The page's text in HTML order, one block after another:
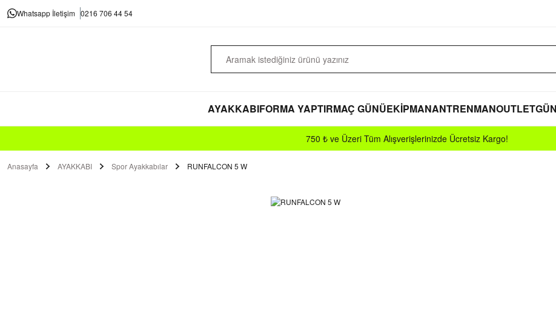
Whatsapp İletişim 0216 706 44 54
AYAKKABIFORMA YAPTIRMAÇ GÜNÜEKİPMANANTRENMANOUTLET
750 ₺ ve Üzeri Tüm Alışverişlerinizde Ücretsiz Kargo!
Anasayfa AYAKKABI Spor Ayakkabılar RUNFALCON 5 W